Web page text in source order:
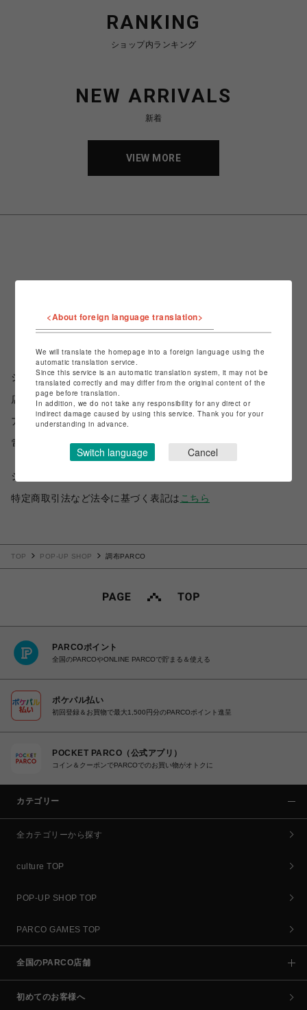
RANKING
ショップ内ランキング
NEW ARRIVALS
新着
VIEW MORE
ショップ名
調布PARCO
店舗名
POP-UP SHOP
アクセス
電話番号
ショップお問い合わせは
特定商取引法など法令に基づく表記は こちら
TOP POP-UP SHOP 調布PARCO
PARCOポイント
全国のPARCOやONLINE PARCOで貯まる＆使える
ポケパル払い
初回登録＆お買物で最大1,500円分のPARCOポイント進呈
POCKET PARCO（公式アプリ）
コイン＆クーポンでPARCOでのお買い物がオトクに
カテゴリー
全カテゴリーから探す
culture TOP
POP-UP SHOP TOP
PARCO GAMES TOP
全国のPARCO店舗
初めてのお客様へ
<About foreign language translation>
We will translate the homepage into a foreign language using the
automatic translation service.
Since this service is an automatic translation system, it may not be
translated correctly and may differ from the original content of the
page before translation.
In addition, we do not take any responsibility for any direct or
indirect damage caused by using this service. Thank you for your
understanding in advance.
Switch language Cancel